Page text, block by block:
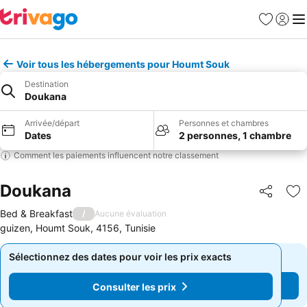
Favoris
Se
Voir tous les hébergements pour Houmt Souk
Destination
Doukana
Arrivée/départ
Dates
Personnes et chambres
2 personnes, 1 chambre
Comment les paiements influencent notre classement
Doukana Partager
Bed & Breakfast / Aucune évaluation
guizen, Houmt Souk, 4156, Tunisie
Sélectionnez des dates pour voir les prix exacts
Consulter les prix
Sélectionnez des dates pour voir les prix exacts
Consulter les prix